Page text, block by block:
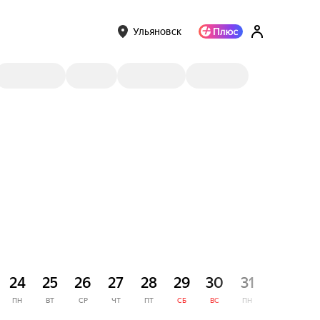
Ульяновск
24
ПН
25
ВТ
26
СР
27
ЧТ
28
ПТ
29
СБ
30
ВС
31
ПН